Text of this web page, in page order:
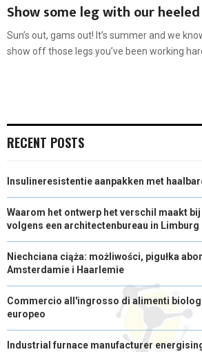
Show some leg with our
Sun’s out, gams out! It’s summer and we
show off those legs you’ve been working
RECENT POSTS
Insulineresistentie aanpakken met
Waarom het ontwerp het verschil maakt
volgens een architectenbureau in Limburg
Niechciana ciąża: możliwości, pigułka
Amsterdamie i Haarlemie
Commercio all'ingrosso di alimenti
europeo
Industrial furnace manufacturer